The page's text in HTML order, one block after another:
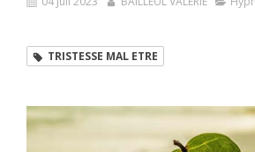
TRISTESSE MAL ETRE